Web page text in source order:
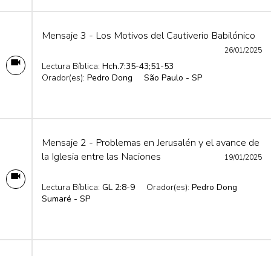
Mensaje 3 - Los Motivos del Cautiverio Babilónico
26/01/2025
Lectura Bíblica: Hch.7:35-43;51-53
Orador(es): Pedro Dong São Paulo - SP
Mensaje 2 - Problemas en Jerusalén y el avance de
la Iglesia entre las Naciones
19/01/2025
Lectura Bíblica: GL 2:8-9 Orador(es): Pedro Dong
Sumaré - SP